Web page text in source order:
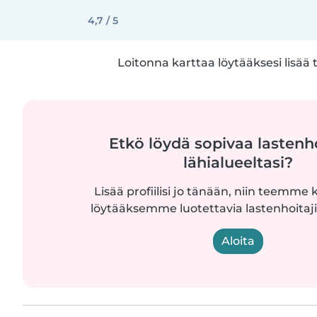
4,7 / 5
Loitonna karttaa löytääksesi lisää
Etkö löydä sopivaa
lähialueeltasi?
Lisää profiilisi jo tänään, niin teemme
löytääksemme luotettavia
Aloita